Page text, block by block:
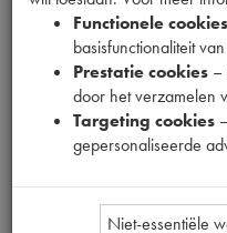
6910053
14,33 (€ 11,
Bestel
Functionele cookies
basisfunctionaliteit
Prestatie cookies –
door het verzamelen
Targeting cookies
gepersonaliseerde
Niet-essentiële